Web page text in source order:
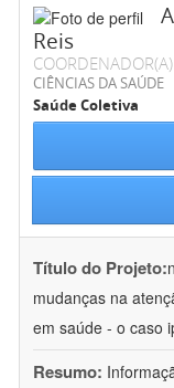
Reis
COORDENADOR(A)
CIÊNCIAS DA SAÚDE
Saúde Coletiva
Título do Projeto:
mudanças na
em saúde - o caso
Resumo: